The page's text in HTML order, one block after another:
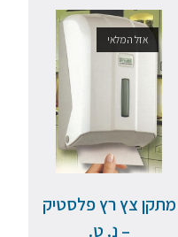
אזל המלאי
מתקן צץ רץ פלסטיק
– נ. ט.